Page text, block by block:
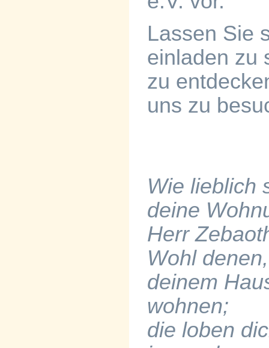
Lassen Sie
einladen zu
zu
uns zu
Wie lieblich
deine
Herr
Wohl
deinem
wohnen;
die loben